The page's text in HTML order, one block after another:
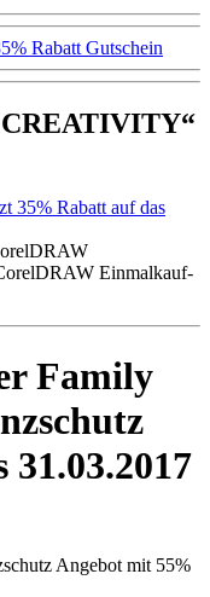
35% Rabatt auf das
Einmalkauf-
Family